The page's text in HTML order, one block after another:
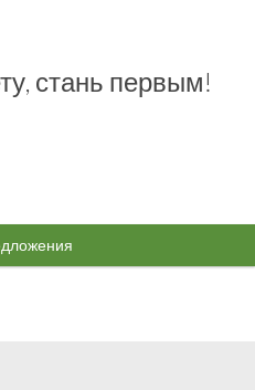
стань первым!